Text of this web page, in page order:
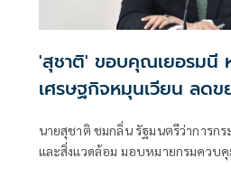
'สุชาติ' ขอบคุณเยอรมนี
เศรษฐกิจหมุนเวียน ลด
นายสุชาติ ชมกลิ่น รัฐมนตรีว่าการก
และสิ่งแวดล้อม มอบหมายกรมควบ